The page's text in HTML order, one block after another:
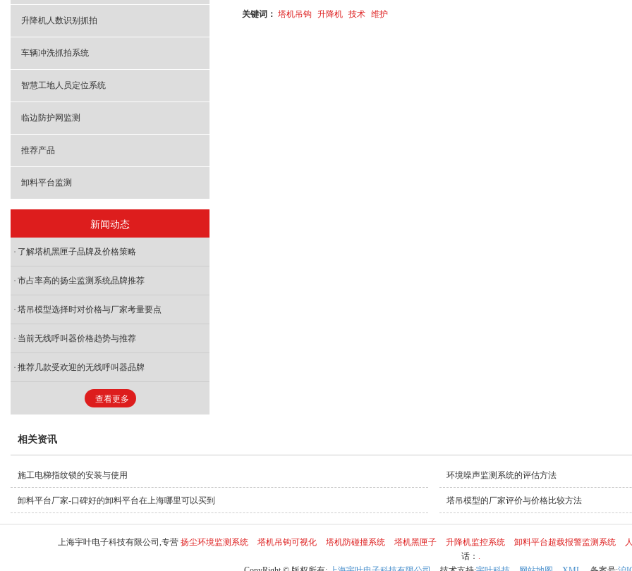
关键词： 塔机吊钩 升降机 技术 维护
升降机人数识别抓拍
车辆冲洗抓拍系统
智慧工地人员定位系统
临边防护网监测
推荐产品
卸料平台监测
新闻动态
了解塔机黑匣子品牌及价格策略
市占率高的扬尘监测系统品牌推荐
塔吊模型选择时对价格与厂家考量要点
当前无线呼叫器价格趋势与推荐
推荐几款受欢迎的无线呼叫器品牌
查看更多
相关资讯
施工电梯指纹锁的安装与使用 环境噪声监测系统的评估方法
卸料平台厂家-口碑好的卸料平台在上海哪里可以买到 塔吊模型的厂家评价与价格比较方法
上海宇叶电子科技有限公司,专营 扬尘环境监测系统 塔机吊钩可视化 塔机防碰撞系统 塔机黑匣子 升降机监控系统 卸料平台超载报警监测系统
话： .